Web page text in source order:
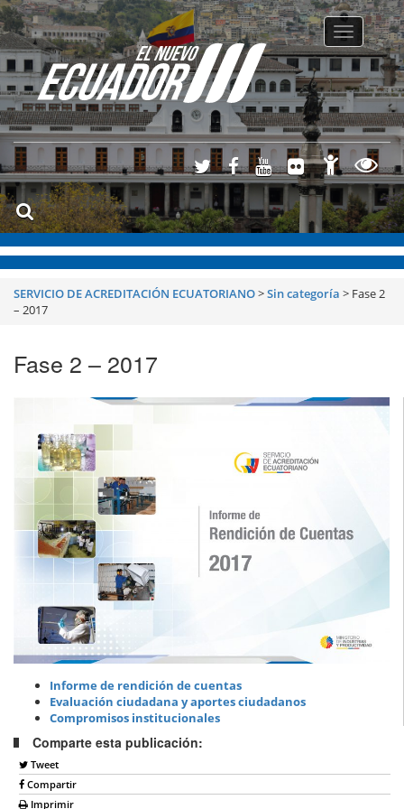
Toggle
SERVICIO DE ACREDITACIÓN ECUATORIANO>Sin categoría > Fase 2
– 2017
Fase 2 – 2017
Informe de rendición de cuentas
Evaluación ciudadana y aportes ciudadanos
Compromisos institucionales
Comparte esta publicación:
Tweet
Compartir
Imprimir